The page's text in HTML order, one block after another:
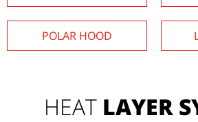
POLAR HOOD
HEAT LAYER